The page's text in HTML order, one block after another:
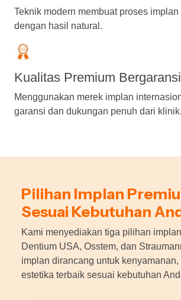
Teknik modern membuat proses
dengan hasil natural.
Kualitas Premium Bergaransi
Menggunakan merek implan
garansi dan dukungan penuh dari klinik.
Pilihan Implan
Sesuai Kebutuhan
Kami menyediakan tiga pilihan
Dentium USA, Osstem, dan
implan dirancang untuk kenyamanan,
estetika terbaik sesuai kebutuhan